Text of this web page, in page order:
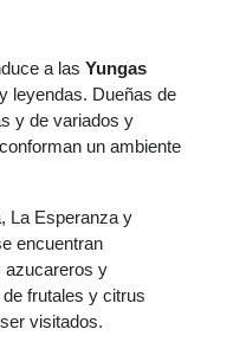
a las Yungas
leyendas. Dueñas de
y de variados y
un ambiente
La Esperanza y
encuentran
azucareros y
frutales y citrus
visitados.